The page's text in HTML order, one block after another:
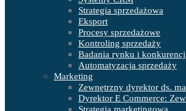
Strategia sprzedażowa
Eksport
Procesy sprzedażowe
Kontroling sprzedaży
Badania rynku i
Automatyzacja sprzedaży
Marketing
Zewnętrzny dyrektor ds.
Dyrektor E Commerce: